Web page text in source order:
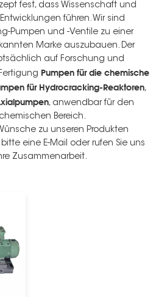
fest, dass Wissenschaft und
führen. Wir sind
Pumpen und -Ventile zu einer
Marke auszubauen. Der
auf Forschung und
Pumpen für die chemische
für Hydrocracking-Reaktoren,
, anwendbar für den
Bereich.
zu unseren Produkten
eine E-Mail oder rufen Sie uns
Zusammenarbeit.